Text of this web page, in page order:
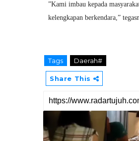
”Kami imbau kepada
kelengkapan berkendara,”
Tags Daerah#
Share This